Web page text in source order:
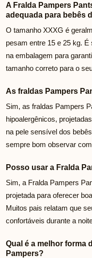
A Fralda Pampers
adequada para bebês
O tamanho XXXG é
pesam entre 15 e 25 kg.
na embalagem para
tamanho correto para o
As fraldas Pampers
Sim, as fraldas Pampers
hipoalergênicos,
na pele sensível dos
sempre bom observar
Posso usar a Fralda
Sim, a Fralda Pampers
projetada para oferecer
Muitos pais relatam que
confortáveis durante a
Qual é a melhor forma
Pampers?